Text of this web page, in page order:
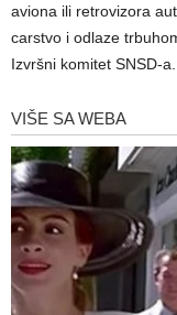
aviona ili retrovizora
carstvo i odlaze
Izvršni komitet SNSD-a.